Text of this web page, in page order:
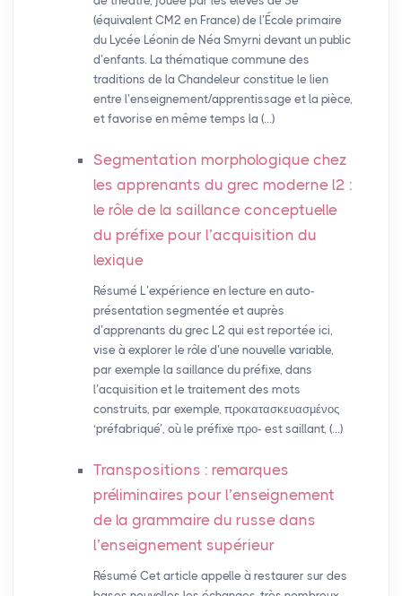
(équivalent CM2 en France) de l’École primaire
du Lycée Léonin de Néa Smyrni devant un public
d’enfants. La thématique commune des
traditions de la Chandeleur constitue le lien
entre l’enseignement/apprentissage et la pièce,
et favorise en même temps la (…)
Segmentation morphologique chez
les apprenants du grec moderne l2 :
le rôle de la saillance conceptuelle
du préfixe pour l’acquisition du
lexique
Résumé L’expérience en lecture en auto-
présentation segmentée et auprès
d’apprenants du grec L2 qui est reportée ici,
vise à explorer le rôle d’une nouvelle variable,
par exemple la saillance du préfixe, dans
l’acquisition et le traitement des mots
construits, par exemple, προκατασκευασμένος
‘préfabriqué’, où le préfixe προ- est saillant, (…)
Transpositions : remarques
préliminaires pour l’enseignement
de la grammaire du russe dans
l’enseignement supérieur
Résumé Cet article appelle à restaurer sur des